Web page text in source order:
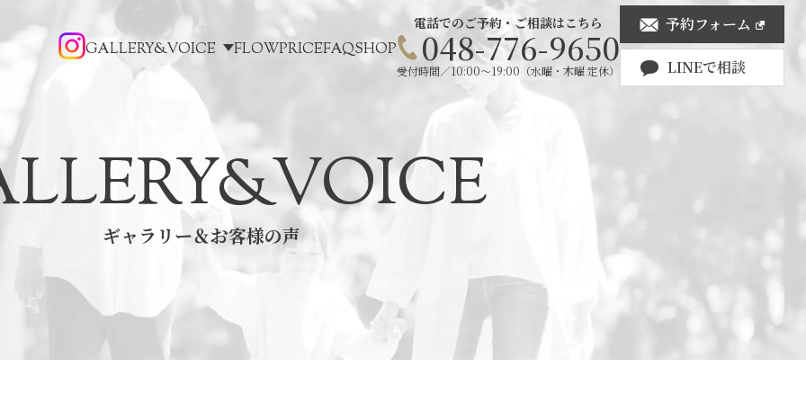
GALLERY&VOICE FLOWPRICEFAQSHOP
電話でのご予約・ご相談はこちら
048-776-9650
受付時間／10:00〜19:00（水曜・木曜 定休）
予約フォーム
LINEで相談
ギャラリー＆お客様の声